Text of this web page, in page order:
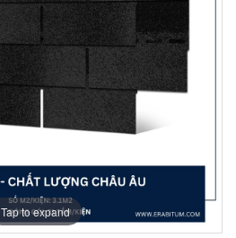
Tap to expand